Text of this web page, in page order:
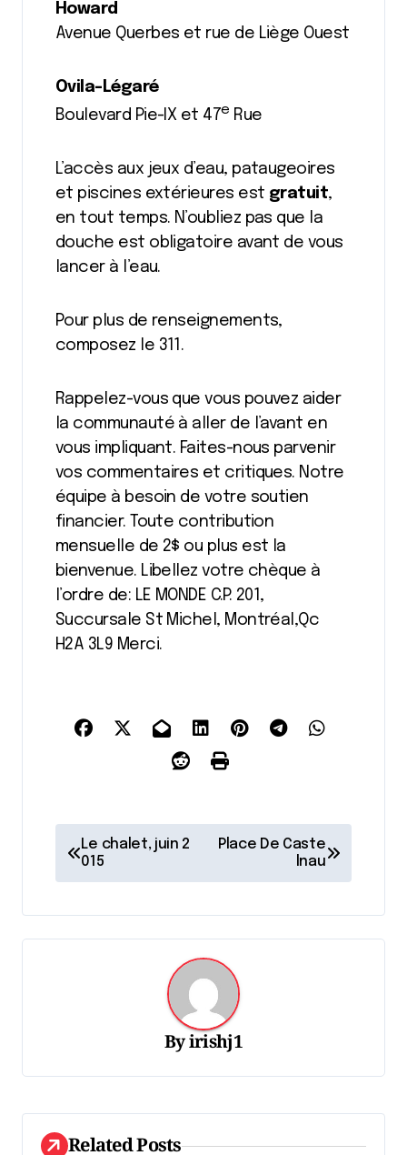
Howard
Avenue Querbes et rue de Liège Ouest
Ovila-Légaré
Boulevard Pie-IX et 47e Rue
L’accès aux jeux d’eau, pataugeoires
et piscines extérieures est gratuit,
en tout temps. N’oubliez pas que la
douche est obligatoire avant de vous
lancer à l’eau.
Pour plus de renseignements,
composez le 311.
Rappelez-vous que vous pouvez aider
la communauté à aller de l’avant en
vous impliquant. Faites-nous parvenir
vos commentaires et critiques. Notre
équipe à besoin de votre soutien
financier. Toute contribution
mensuelle de 2$ ou plus est la
bienvenue. Libellez votre chèque à
l’ordre de: LE MONDE C.P. 201,
Succursale St Michel, Montréal,Qc
H2A 3L9 Merci.
o
n
d
Le chalet, juin 2
015
Place De Caste
lnau
Byirishj1
Related Posts